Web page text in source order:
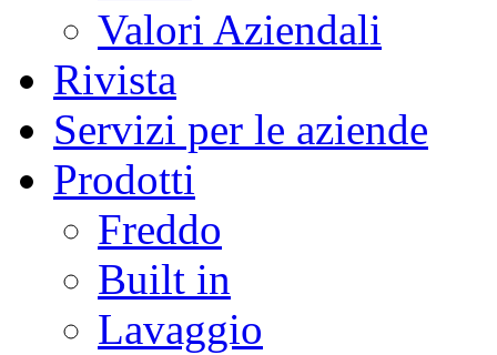
Valori Aziendali
Rivista
Servizi per le aziende
Prodotti
Freddo
Built in
Lavaggio